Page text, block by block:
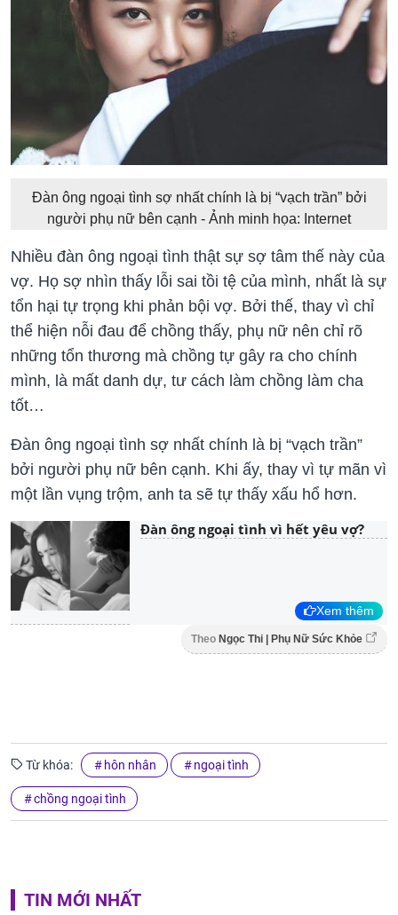
Đàn ông ngoại tình sợ nhất chính là bị “vạch trần” bởi
người phụ nữ bên cạnh - Ảnh minh họa: Internet
Nhiều đàn ông ngoại tình thật sự sợ tâm thế này của
vợ. Họ sợ nhìn thấy lỗi sai tồi tệ của mình, nhất là sự
tổn hại tự trọng khi phản bội vợ. Bởi thế, thay vì chỉ
thể hiện nỗi đau để chồng thấy, phụ nữ nên chỉ rõ
những tổn thương mà chồng tự gây ra cho chính
mình, là mất danh dự, tư cách làm chồng làm cha
tốt…
Đàn ông ngoại tình sợ nhất chính là bị “vạch trần”
bởi người phụ nữ bên cạnh. Khi ấy, thay vì tự mãn vì
một lần vụng trộm, anh ta sẽ tự thấy xấu hổ hơn.
Đàn ông ngoại tình vì hết yêu vợ?
Xem thêm
Theo Ngọc Thi | Phụ Nữ Sức Khỏe
Từ khóa: hôn nhân ngoại tình
chồng ngoại tình
TIN MỚI NHẤT